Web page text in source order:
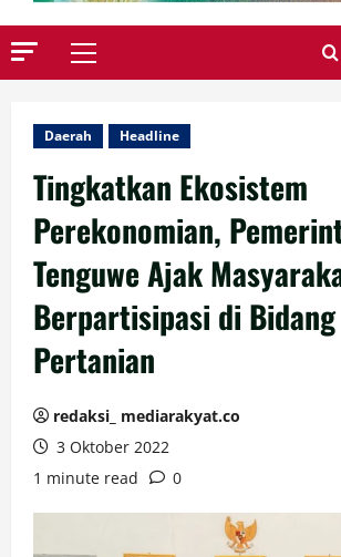
Primary
Daerah Headline
Tingkatkan Ekosistem
Perekonomian,
Tenguwe Ajak
Berpartisipasi di Bidang
Pertanian
redaksi_ mediarakyat.co
3 Oktober 2022
1 minute read
0